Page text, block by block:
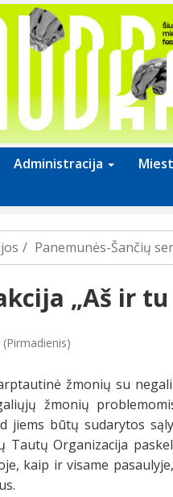
Administracija
Panemunės-Šančių
„Aš ir tu
žmonių su
žmonių
jiems būtų sudarytos
Tautų Organizacija
kaip ir visame